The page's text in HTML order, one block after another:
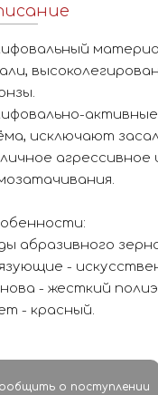
исключают
агрессивное
абразивного
-
- жесткий
- красный.
о поступлении